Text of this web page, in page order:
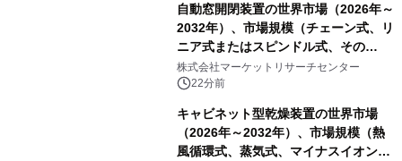
自動窓開閉装置の世界市場（2026年～
2032年）、市場規模（チェーン式、リ
ニア式またはスピンドル式、その
他）・分析レポートを発表
株式会社マーケットリサーチセンター
22分前
キャビネット型乾燥装置の世界市場
（2026年～2032年）、市場規模（熱
風循環式、蒸気式、マイナスイオン除